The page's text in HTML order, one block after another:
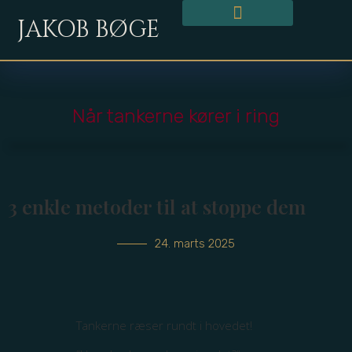
JAKOB BØGE
Når tankerne kører i ring
3 enkle metoder til at stoppe dem
24. marts 2025
Tankerne ræser rundt i hovedet!